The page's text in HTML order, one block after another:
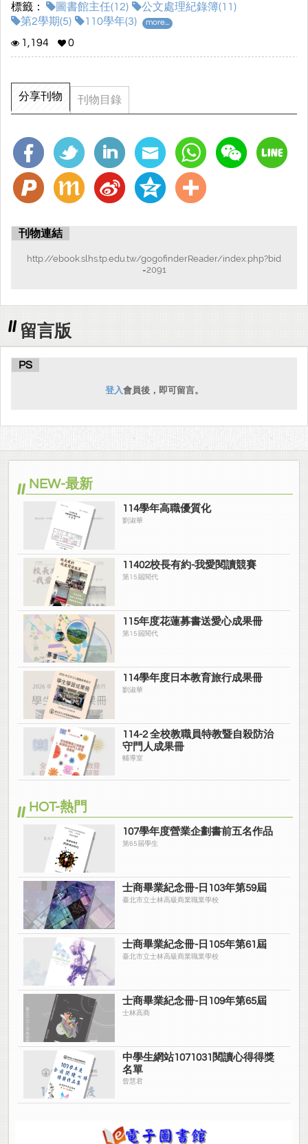
4. 資訊相關業務
6. 其他(存參)
標籤： 圖書館主任(12)
公文處理紀錄簿(11)
第2學期(5)
110學年(3) more...
1,194 0
分享刊物 刊物目錄
刊物連結
http://ebook.slhs.tp.edu.tw/gogofinderReader/index.php?bid
=2091
留言版
PS
登入會員後，即可留言。
NEW-最新
114學年高職優質化
劉淑華
11402校長有約-我愛閱讀競賽
第15屆閱代
115年度花蓮募書送愛心成果冊
第15屆閱代
114學年度日本教育旅行成果冊
劉淑華
114-2 全校教職員特教暨自殺防治
守門人成果冊
輔導室
HOT-熱門
107學年度營業企劃書前五名作品
第65屆學生
士商畢業紀念冊-日103年第59屆
臺北市立士林高級商業職業學校
士商畢業紀念冊-日105年第61屆
臺北市立士林高級商業職業學校
士商畢業紀念冊-日109年第65屆
士林高商
中學生網站1071031閱讀心得得獎
名單
曾慧君